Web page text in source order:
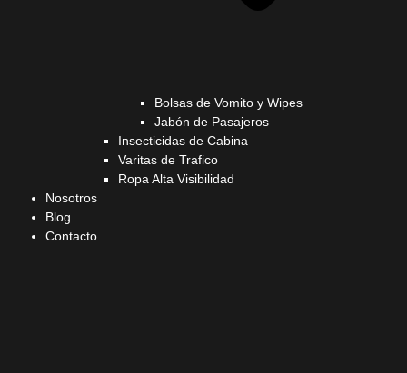
Bolsas de Vomito y Wipes
Jabón de Pasajeros
Insecticidas de Cabina
Varitas de Trafico
Ropa Alta Visibilidad
Nosotros
Blog
Contacto